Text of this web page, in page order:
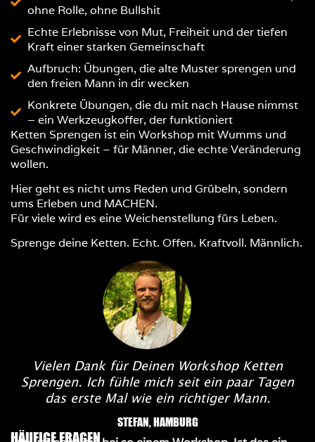
ohne Rolle, ohne Bullshit
Echte Erlebnisse von Mut, Freiheit und der tiefen
Kraft einer starken Gemeinschaft
Aufbruch: Übungen, die alte Muster sprengen und
den freien Mann in dir wecken
Konkrete Übungen, die du mit nach Hause nimmst
– ein Werkzeugkoffer, der funktioniert
Ketten Sprengen ist ein Workshop mit Wumms und
Geschwindigkeit – für Männer, die echte Veränderung
wollen.
Hier geht es nicht ums Reden und Grübeln, sondern
ums Erleben und MACHEN.
Für viele wird es eine Weichenstellung fürs Leben.
Sprenge deine Ketten. Echt. Offen. Kraftvoll. Männlich.
Vielen Dank für Deinen Workshop Ketten
Sprengen. Ich fühle mich seit ein paar Tagen
das erste Mal wie ein richtiger Mann.
STEFAN, HAMBURG
HÄUFIGE FRAGEN